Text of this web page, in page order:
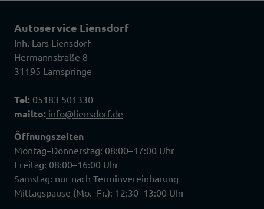
Autoservice Liensdorf
Inh. Lars Liensdorf
Hermannstraße 8
31195 Lamspringe
Tel: 05183 501330
mailto: info@liensdorf.de
Öffnungszeiten
Montag–Donnerstag: 08:00–17:00 Uhr
Freitag: 08:00–16:00 Uhr
Samstag: nur nach Terminvereinbarung
Mittagspause (Mo.–Fr.): 12:30–13:00 Uhr